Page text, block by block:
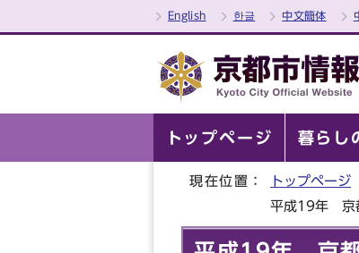
English 한글 中文簡体
トップページ 暮らし
現在位置： トップページ
平成19年 京